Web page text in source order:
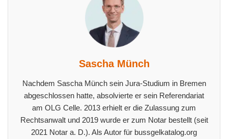
Sascha Münch
Nachdem Sascha Münch sein Jura-Studium in Bremen
abgeschlossen hatte, absolvierte er sein Referendariat
am OLG Celle. 2013 erhielt er die Zulassung zum
Rechtsanwalt und 2019 wurde er zum Notar bestellt (seit
2021 Notar a. D.). Als Autor für bussgelkatalog.org